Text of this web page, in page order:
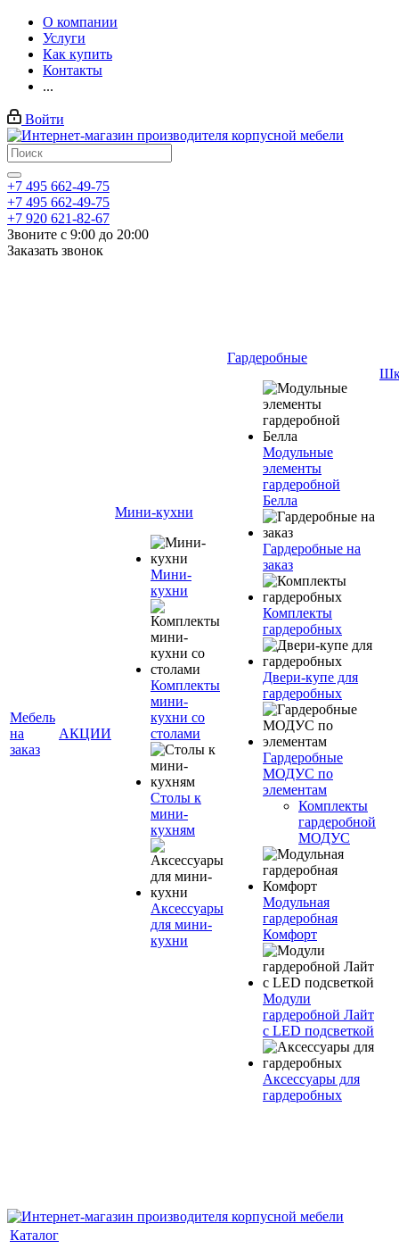
О компании
Услуги
Как купить
Контакты
...
Войти
+7 495 662-49-75
+7 495 662-49-75
+7 920 621-82-67
Звоните с 9:00 до 20:00
Заказать звонок
Мебель
на
заказ
АКЦИИ
Мини-кухни
Мини-
кухни
Комплекты
мини-
кухни со
столами
Столы к
мини-
кухням
Аксессуары
для мини-
кухни
Гардеробные
Модульные
элементы
гардеробной
Белла
Гардеробные на
заказ
Комплекты
гардеробных
Двери-купе для
гардеробных
Гардеробные
МОДУС по
элементам
Комплекты
гардеробной
МОДУС
Модульная
гардеробная
Комфорт
Модули
гардеробной Лайт
с LED подсветкой
Аксессуары для
гардеробных
Каталог